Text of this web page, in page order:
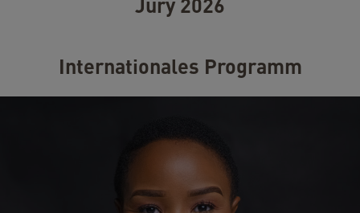
Internationales Programm